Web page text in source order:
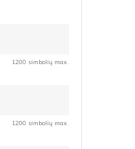
1200 simbolių max.
1200 simbolių max.